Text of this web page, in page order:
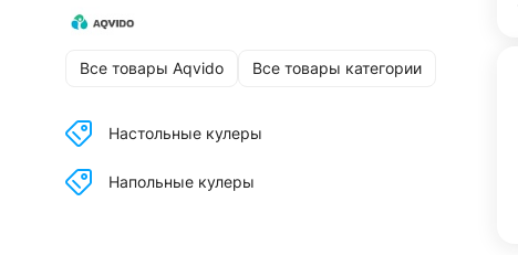
Все товары Aqvido Все товары категории
Настольные кулеры
Напольные кулеры